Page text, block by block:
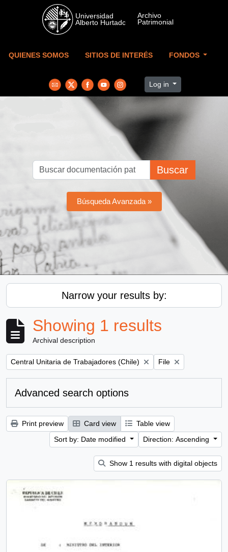
Skip to main content
QUIENES SOMOS SITIOS DE INTERÉS FONDOS
Log in
Buscar
Búsqueda Avanzada »
Narrow your results by:
Showing 1 results
Archival description
Remove filter:
Central Unitaria de Trabajadores (Chile) Remove filter:
File
Advanced search options
Print preview Card view
Table view
Sort by: Date modified
Direction: Ascending
Show 1 results with digital objects